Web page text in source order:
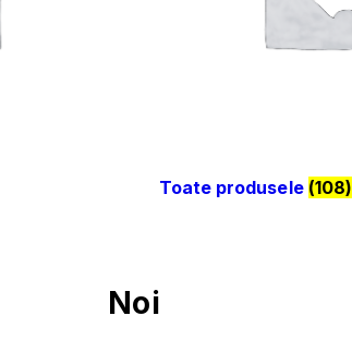
Toate produsele (108)
Noi